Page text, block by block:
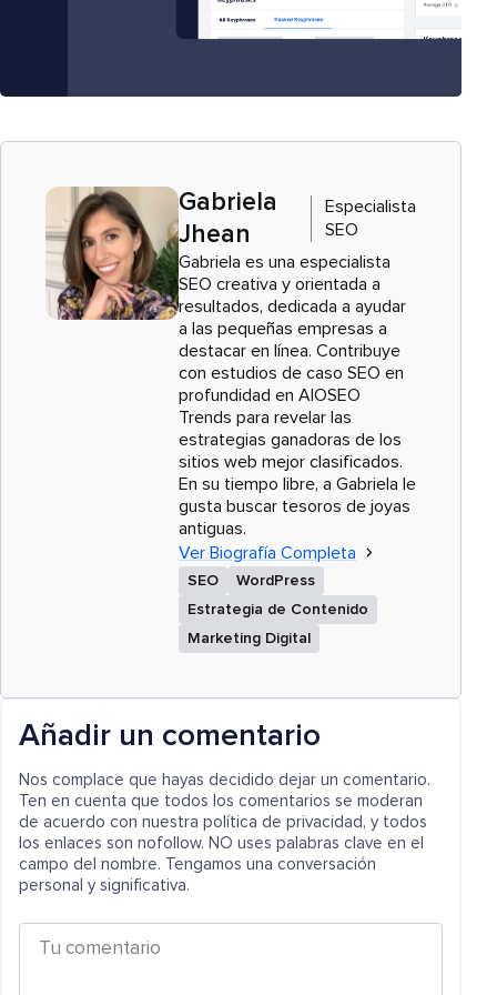
Gabriela
Jhean
Especialista
SEO
Gabriela es una especialista
SEO creativa y orientada a
resultados, dedicada a ayudar
a las pequeñas empresas a
destacar en línea. Contribuye
con estudios de caso SEO en
profundidad en AIOSEO
Trends para revelar las
estrategias ganadoras de los
sitios web mejor clasificados.
En su tiempo libre, a Gabriela le
gusta buscar tesoros de joyas
antiguas.
Ver Biografía Completa
SEO
WordPress
Estrategia de Contenido
Marketing Digital
Añadir un comentario
Nos complace que hayas decidido dejar un comentario.
Ten en cuenta que todos los comentarios se moderan
de acuerdo con nuestra política de privacidad, y todos
los enlaces son nofollow. NO uses palabras clave en el
campo del nombre. Tengamos una conversación
personal y significativa.